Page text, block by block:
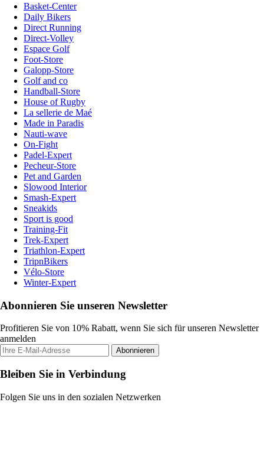
Basket-Center
Daily Bikers
Direct Running
Direct-Volley
Espace Golf
Foot-Store
Galopp-Store
Golf and co
Handball-Store
House of Rugby
La sellerie de Maé
Made in Paradis
Nauti-wave
On-Fight
Padel-Expert
Pecheur-Store
Pet and Garden
Slowood Interior
Smash-Expert
Sneakids
Sport is good
Training-Fit
Trek-Expert
Triathlon-Expert
TripnBikers
Vélo-Store
Winter-Expert
Abonnieren Sie unseren Newsletter
Profitieren Sie von 10% Rabatt, wenn Sie sich für unseren Newsletter
anmelden
Abonnieren
Bleiben Sie in Verbindung
Folgen Sie uns in den sozialen Netzwerken